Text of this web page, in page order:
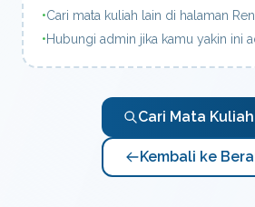
•Cari mata kuliah lain di halaman
•Hubungi admin jika kamu yakin ini
Cari Mata Kuliah
Kembali ke